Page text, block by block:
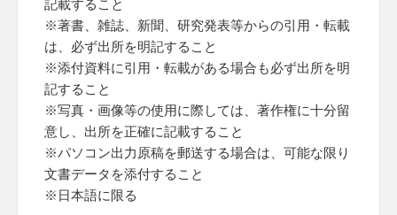
記載すること
※著書、雑誌、新聞、研究発表等からの引用・転載
は、必ず出所を明記すること
※添付資料に引用・転載がある場合も必ず出所を明
記すること
※写真・画像等の使用に際しては、著作権に十分留
意し、出所を正確に記載すること
※パソコン出力原稿を郵送する場合は、可能な限り
文書データを添付すること
※日本語に限る